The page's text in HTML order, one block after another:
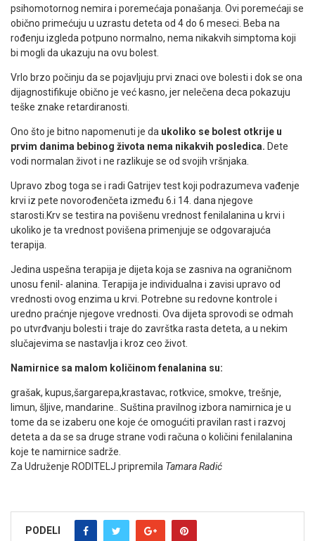
psihomotornog nemira i poremećaja ponašanja. Ovi poremećaji se
obično primećuju u uzrastu deteta od 4 do 6 meseci. Beba na
rođenju izgleda potpuno normalno, nema nikakvih simptoma koji
bi mogli da ukazuju na ovu bolest.
Vrlo brzo počinju da se pojavljuju prvi znaci ove bolesti i dok se ona
dijagnostifikuje obično je već kasno, jer nelečena deca pokazuju
teške znake retardiranosti.
Ono što je bitno napomenuti je da ukoliko se bolest otkrije u
prvim danima bebinog života nema nikakvih posledica. Dete
vodi normalan život i ne razlikuje se od svojih vršnjaka.
Upravo zbog toga se i radi Gatrijev test koji podrazumeva vađenje
krvi iz pete novorođenčeta između 6.i 14. dana njegove
starosti.Krv se testira na povišenu vrednost fenilalanina u krvi i
ukoliko je ta vrednost povišena primenjuje se odgovarajuća
terapija.
Jedina uspešna terapija je dijeta koja se zasniva na ograničnom
unosu fenil- alanina. Terapija je individualna i zavisi upravo od
vrednosti ovog enzima u krvi. Potrebne su redovne kontrole i
uredno praćnje njegove vrednosti. Ova dijeta sprovodi se odmah
po utvrđvanju bolesti i traje do završtka rasta deteta, a u nekim
slučajevima se nastavlja i kroz ceo život.
Namirnice sa malom količinom fenalanina su:
grašak, kupus,šargarepa,krastavac, rotkvice, smokve, trešnje,
limun, šljive, mandarine.. Suština pravilnog izbora namirnica je u
tome da se izaberu one koje će omogućiti pravilan rast i razvoj
deteta a da se sa druge strane vodi računa o količini fenilalanina
koje te namirnice sadrže.
Za Udruženje RODITELJ pripremila Tamara Radić
PODELI